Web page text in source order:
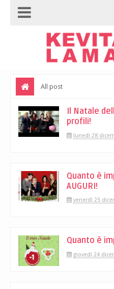
All post
Il Natale
profili!
lunedì 28
Quanto è
AUGURI!
venerdì 25
Quanto è
giovedì 24